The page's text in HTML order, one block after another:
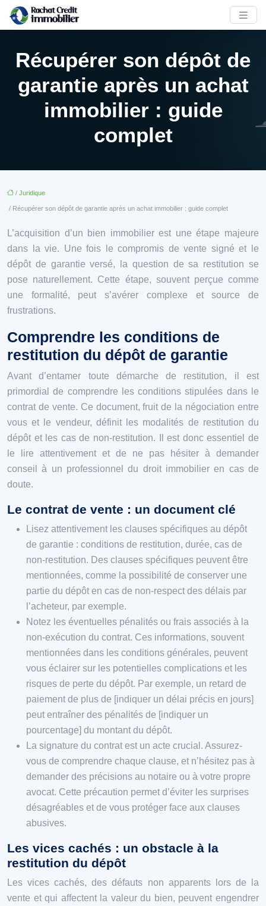
Récupérer son dépôt de
garantie après un achat
immobilier : guide
complet
/ Juridique
/ Récupérer son dépôt de garantie après un achat immobilier : guide complet
L’acquisition d’un bien immobilier est une étape majeure
dans la vie. Une fois le compromis de vente signé et le
dépôt de garantie versé, la question de sa restitution se
pose naturellement. Cette étape, souvent perçue comme
une formalité, peut s’avérer complexe et source de
frustrations.
Comprendre les conditions de
restitution du dépôt de garantie
Avant d’entamer toute démarche de restitution, il est
primordial de comprendre les conditions stipulées dans le
contrat de vente. Ce document, fruit de la négociation entre
vous et le vendeur, définit les modalités de restitution du
dépôt et les cas de non-restitution. Il est donc essentiel de
le lire attentivement et de ne pas hésiter à demander
conseil à un professionnel du droit immobilier en cas de
doute.
Le contrat de vente : un document clé
Lisez attentivement les clauses spécifiques au dépôt
de garantie : conditions de restitution, durée, cas de
non-restitution. Des clauses spécifiques peuvent être
mentionnées, comme la possibilité de conserver une
partie du dépôt en cas de non-respect des délais par
l’acheteur, par exemple.
Notez les éventuelles pénalités ou frais associés à la
non-exécution du contrat. Ces informations, souvent
mentionnées dans les conditions générales, peuvent
vous éclairer sur les potentielles complications et les
risques de perte du dépôt. Par exemple, un retard de
paiement de plus de [indiquer un délai précis en jours]
peut entraîner des pénalités de [indiquer un
pourcentage] du montant du dépôt.
La signature du contrat est un acte crucial. Assurez-
vous de comprendre chaque clause, et n’hésitez pas à
demander des précisions au notaire ou à votre propre
avocat. Cette précaution permet d’éviter les surprises
désagréables et de vous protéger face aux clauses
abusives.
Les vices cachés : un obstacle à la
restitution du dépôt
Les vices cachés, des défauts non apparents lors de la
vente et qui affectent la valeur du bien, peuvent engendrer